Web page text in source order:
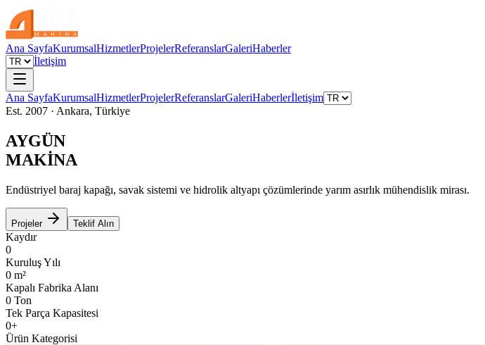
Ana SayfaKurumsalHizmetlerProjelerReferanslarGaleriHaberler
İletişim
Ana SayfaKurumsalHizmetlerProjelerReferanslarGaleriHaberlerİletişim
Est. 2007 · Ankara, Türkiye
AYGÜN
MAKİNA
Endüstriyel baraj kapağı, savak sistemi ve hidrolik altyapı çözümlerinde yarım asırlık mühendislik mirası.
Projeler Teklif Alın
Kaydır
0
Kuruluş Yılı
0 m²
Kapalı Fabrika Alanı
0 Ton
Tek Parça Kapasitesi
0+
Ürün Kategorisi